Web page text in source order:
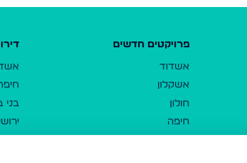
פרויקטים חדשים
אשדוד
אשקלון
חולון
חיפה
בני